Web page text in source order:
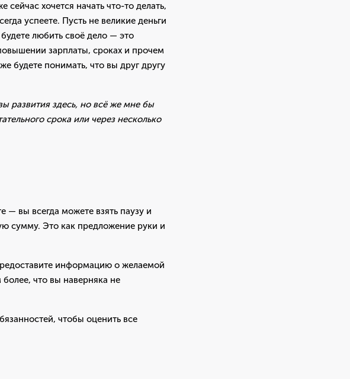
хочется начать что-то делать,
успеете. Пусть не великие деньги
любить своё дело — это
зарплаты, сроках и прочем
будете понимать, что вы друг другу
развития здесь, но всё же мне бы
срока или через несколько
— вы всегда можете взять паузу и
сумму. Это как предложение руки и
информацию о желаемой
более, что вы наверняка не
чтобы оценить все